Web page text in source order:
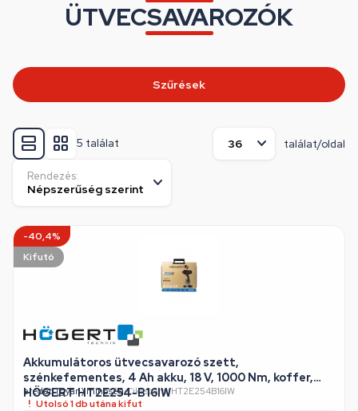
ÜTVECSAVAROZÓK
5 találat találat/oldal
Rendezés:
-40,4%
Kifutó
Akkumulátoros ütvecsavarozó szett,
szénkefementes, 4 Ah akku, 18 V, 1000 Nm, koffer,
HÖGERT HT2E254-B16IW
eredeti (gyári) minőség•Cikkszám: HT2E254B16IW
Utolsó 1 db utána kifut
Szűrések